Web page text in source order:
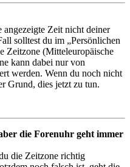
Zeit nicht deiner
solltest du im „Persönlichen
Zeitzone (Mitteleuropäische
kann dabei nur von
werden. Wenn du noch nicht
Grund, dies jetzt zu tun.
die Forenuhr geht immer
die Zeitzone richtig